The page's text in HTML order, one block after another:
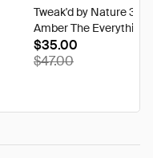
Tweak'd by Nature 3
Amber The Everything
$35.00
$47.00